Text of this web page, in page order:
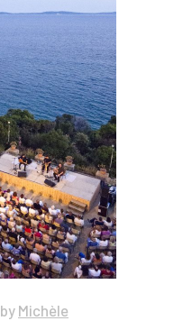
by Michèle